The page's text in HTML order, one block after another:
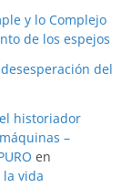
y lo Complejo
de los espejos
del
el historiador
–
en
la vida